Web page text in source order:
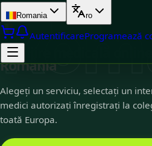
Romania ro
AutentificareProgramează
Romania disponibil
Îngrijire medicală online
România
Alegeți un serviciu, selectați un
medici autorizați înregistrați la
toată Europa.